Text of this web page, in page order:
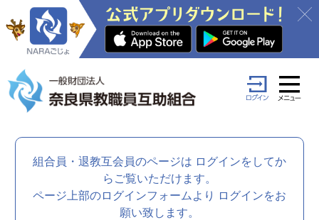
組合員・退教互会員のページは ログインをしてか
らご覧いただけます。
ページ上部のログインフォームより
ログインをお
願い致します。